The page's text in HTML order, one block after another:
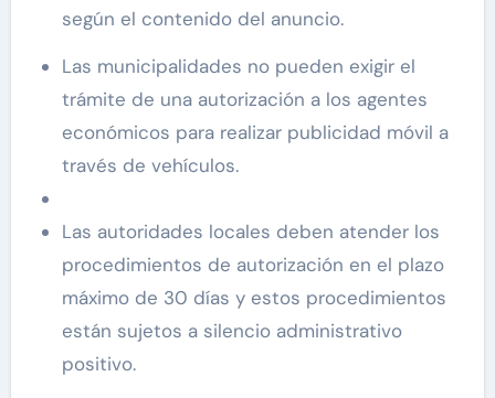
según el contenido del anuncio.
Las municipalidades no pueden exigir el
trámite de una autorización a los agentes
económicos para realizar publicidad móvil a
través de vehículos.
Las autoridades locales deben atender los
procedimientos de autorización en el plazo
máximo de 30 días y estos procedimientos
están sujetos a silencio administrativo
positivo.